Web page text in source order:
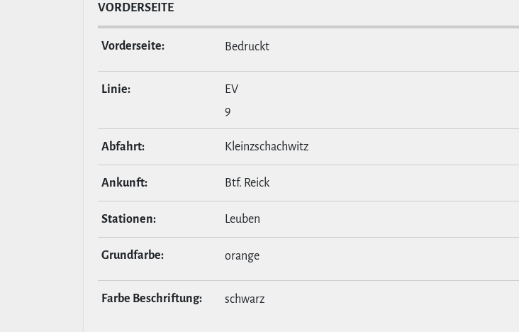
VOR­DER­SEITE
Vor­der­seite: Bedruckt
Linie:
EV
9
Abfahrt: Kleinzschachwitz
Ankunft: Btf. Reick
Stationen: Leuben
Grund­farbe: orange
Farbe Beschrif­tung: schwarz